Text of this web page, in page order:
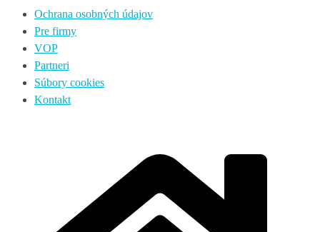
Ochrana osobných údajov
Pre firmy
VOP
Partneri
Súbory cookies
Kontakt